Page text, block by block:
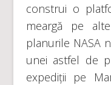
construi o
meargă pe
planurile NASA
unei astfel de
expediții pe